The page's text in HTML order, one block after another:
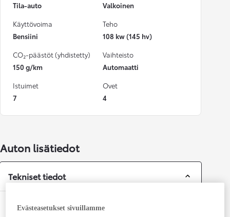
Tila-auto
Valkoinen
Käyttövoima
Bensiini
Teho
108 kw (145 hv)
CO₂-päästöt (yhdistetty)
150 g/km
Vaihteisto
Automaatti
Istuimet
7
Ovet
4
Auton lisätiedot
Tekniset tiedot
Mitat ja tilavuus
Evästeasetukset sivuillamme